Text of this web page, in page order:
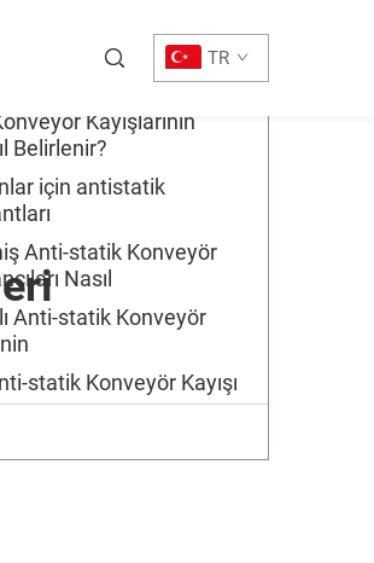
TR
Kayışlarının
Belirlenir?
için antistatik
Anti-statik Konveyör
Nasıl
Anti-statik Konveyör
statik Konveyör Kayışı